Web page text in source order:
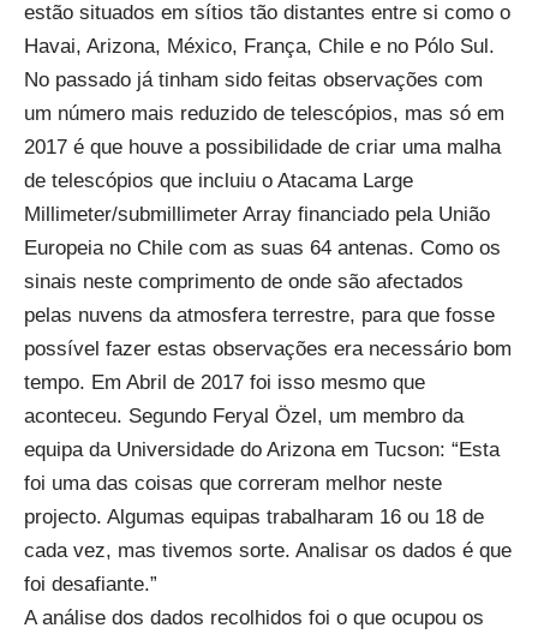
estão situados em sítios tão distantes entre si como o
Havai, Arizona, México, França, Chile e no Pólo Sul.
No passado já tinham sido feitas observações com
um número mais reduzido de telescópios, mas só em
2017 é que houve a possibilidade de criar uma malha
de telescópios que incluiu o Atacama Large
Millimeter/submillimeter Array financiado pela União
Europeia no Chile com as suas 64 antenas. Como os
sinais neste comprimento de onde são afectados
pelas nuvens da atmosfera terrestre, para que fosse
possível fazer estas observações era necessário bom
tempo. Em Abril de 2017 foi isso mesmo que
aconteceu. Segundo Feryal Özel, um membro da
equipa da Universidade do Arizona em Tucson: “Esta
foi uma das coisas que correram melhor neste
projecto. Algumas equipas trabalharam 16 ou 18 de
cada vez, mas tivemos sorte. Analisar os dados é que
foi desafiante.”
A análise dos dados recolhidos foi o que ocupou os